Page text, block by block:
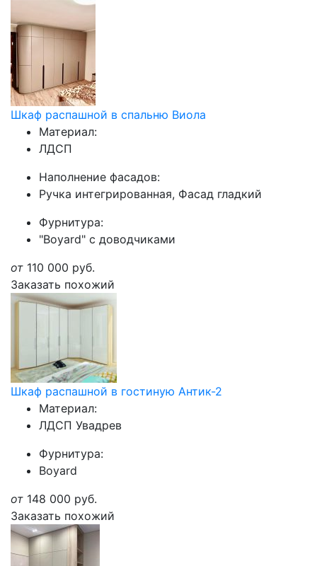
Шкаф распашной в спальню Виола
Материал:
ЛДСП
Наполнение фасадов:
Ручка интегрированная, Фасад гладкий
Фурнитура:
"Boyard" с доводчиками
от 110 000 руб.
Заказать похожий
Шкаф распашной в гостиную Антик-2
Материал:
ЛДСП Увадрев
Фурнитура:
Boyard
от 148 000 руб.
Заказать похожий